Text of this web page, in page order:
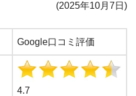
(2025年10月7日)
Google口コミ評価
4.7